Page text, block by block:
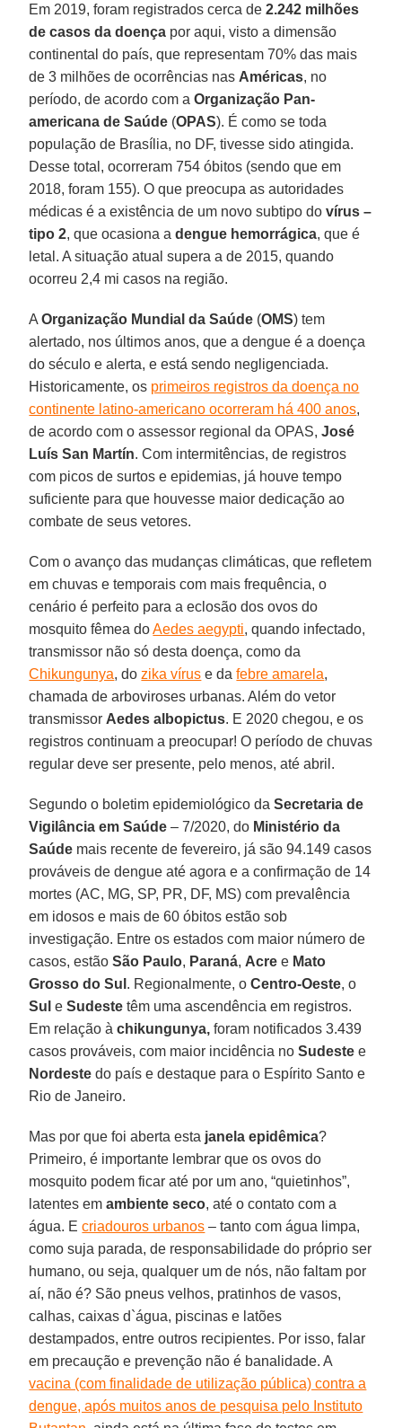
Em 2019, foram registrados cerca de2.242 milhões
de casos da doença por aqui, visto a dimensão
continental do país, que representam 70% das mais
de 3 milhões de ocorrências nas Américas, no
período, de acordo com aOrganização Pan-
americana de Saúde (OPAS). É como se toda
população de Brasília, no DF, tivesse sido atingida.
Desse total, ocorreram 754 óbitos (sendo que em
2018, foram 155). O que preocupa as autoridades
médicas é a existência de um novo subtipo dovírus –
tipo 2, que ocasiona adengue hemorrágica, que é
letal. A situação atual supera a de 2015, quando
ocorreu 2,4 mi casos na região.
AOrganização Mundial da Saúde (OMS) tem
alertado, nos últimos anos, que a dengue é a doença
do século e alerta, e está sendo negligenciada.
Historicamente, os primeiros registros da doença no
continente latino-americano ocorreram há 400 anos,
de acordo com o assessor regional da OPAS,José
Luís San Martín. Com intermitências, de registros
com picos de surtos e epidemias, já houve tempo
suficiente para que houvesse maior dedicação ao
combate de seus vetores.
Com o avanço das mudanças climáticas, que refletem
em chuvas e temporais com mais frequência, o
cenário é perfeito para a eclosão dos ovos do
mosquito fêmea doAedes aegypti, quando infectado,
transmissor não só desta doença, como da
Chikungunya, dozika vírus e dafebre amarela,
chamada de arboviroses urbanas. Além do vetor
transmissor Aedes albopictus. E 2020 chegou, e os
registros continuam a preocupar! O período de chuvas
regular deve ser presente, pelo menos, até abril.
Segundo o boletim epidemiológico daSecretaria de
Vigilância em Saúde – 7/2020, do Ministério da
Saúde mais recente de fevereiro, já são 94.149 casos
prováveis de dengue até agora e a confirmação de 14
mortes (AC, MG, SP, PR, DF, MS) com prevalência
em idosos e mais de 60 óbitos estão sob
investigação. Entre os estados com maior número de
casos, estãoSão Paulo, Paraná, Acre e Mato
Grosso do Sul . Regionalmente, oCentro-Oeste, o
Sul eSudeste têm uma ascendência em registros.
Em relação àchikungunya, foram notificados 3.439
casos prováveis, com maior incidência noSudeste e
Nordeste do país e destaque para o Espírito Santo e
Rio de Janeiro.
Mas por que foi aberta esta janela epidêmica?
Primeiro, é importante lembrar que os ovos do
mosquito podem ficar até por um ano, “quietinhos”,
latentes emambiente seco, até o contato com a
água. Ecriadouros urbanos – tanto com água limpa,
como suja parada, de responsabilidade do próprio ser
humano, ou seja, qualquer um de nós, não faltam por
aí, não é? São pneus velhos, pratinhos de vasos,
calhas, caixas d`água, piscinas e latões
destampados, entre outros recipientes. Por isso, falar
em precaução e prevenção não é banalidade. A
vacina (com finalidade de utilização pública) contra a
dengue, após muitos anos de pesquisa pelo Instituto